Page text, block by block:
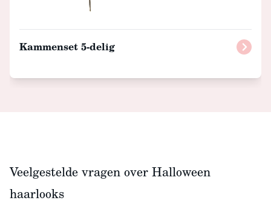
Kammenset 5-delig
Veelgestelde vragen over Halloween
haarlooks